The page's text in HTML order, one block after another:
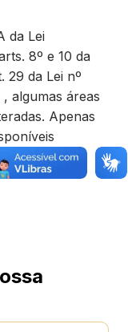
da Lei
8º e 10 da
29 da Lei nº
algumas áreas
Apenas